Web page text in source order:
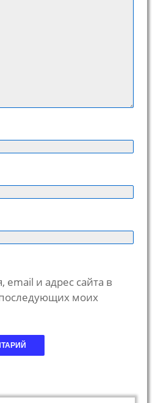
и адрес сайта в
моих